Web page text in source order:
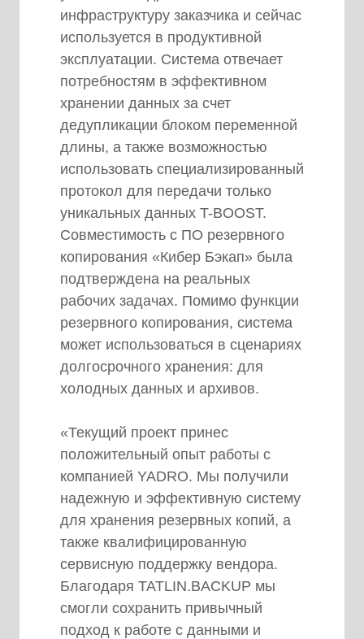
инфраструктуру заказчика и сейчас
используется в продуктивной
эксплуатации. Система отвечает
потребностям в эффективном
хранении данных за счет
дедупликации блоком переменной
длины, а также возможностью
использовать специализированный
протокол для передачи только
уникальных данных T-BOOST.
Совместимость с ПО резервного
копирования «Кибер Бэкап» была
подтверждена на реальных
рабочих задачах. Помимо функции
резервного копирования, система
может использоваться в сценариях
долгосрочного хранения: для
холодных данных и архивов.
«Текущий проект принес
положительный опыт работы с
компанией YADRO. Мы получили
надежную и эффективную систему
для хранения резервных копий, а
также квалифицированную
сервисную поддержку вендора.
Благодаря TATLIN.BACKUP мы
смогли сохранить привычный
подход к работе с данными и